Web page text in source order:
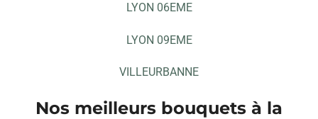
LYON 06EME
LYON 09EME
VILLEURBANNE
Nos meilleurs bouquets à la